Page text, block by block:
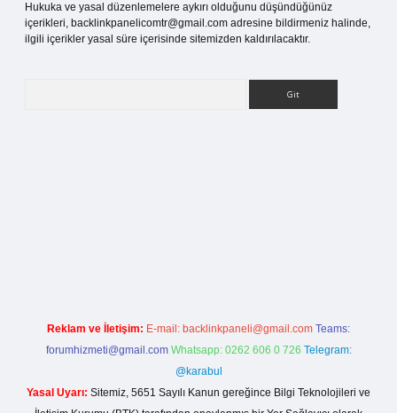
Hukuka ve yasal düzenlemelere aykırı olduğunu düşündüğünüz
içerikleri, backlinkpanelicomtr@gmail.com adresine bildirmeniz halinde,
ilgili içerikler yasal süre içerisinde sitemizden kaldırılacaktır.
Reklam ve İletişim: E-mail: backlinkpaneli@gmail.com Teams:
forumhizmeti@gmail.com Whatsapp: 0262 606 0 726 Telegram:
@karabul
Yasal Uyarı: Sitemiz, 5651 Sayılı Kanun gereğince Bilgi Teknolojileri ve